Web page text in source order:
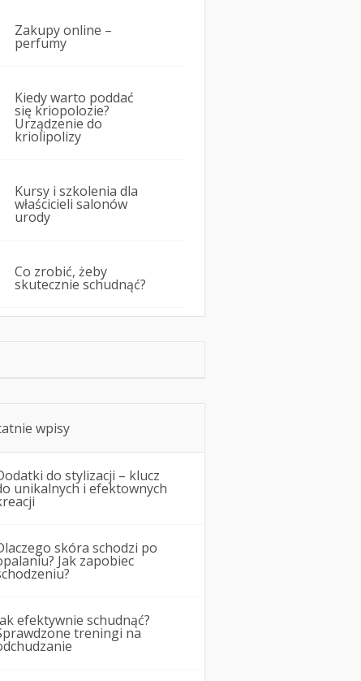
Zakupy online –
perfumy
Kiedy warto poddać
się kriopolozie?
Urządzenie do
kriolipolizy
Kursy i szkolenia dla
właścicieli salonów
urody
Co zrobić, żeby
skutecznie schudnąć?
wpisy
do stylizacji – klucz
unikalnych i efektownych
skóra schodzi po
Jak zapobiec
efektywnie schudnąć?
treningi na